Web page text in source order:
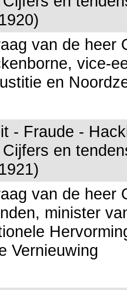
van de heer
vice-
en
- Fraude -
en
van de heer
minister
Vernieuwing